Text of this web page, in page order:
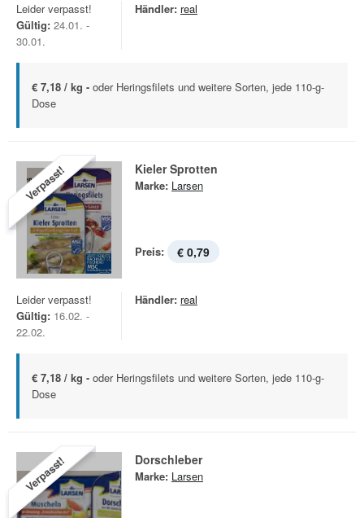
Leider verpasst!
Gültig: 24.01. -
30.01.
Händler: real
€ 7,18 / kg - oder Heringsfilets und weitere Sorten, jede 110-g-
Dose
Verpasst! Kieler Sprotten
Marke: Larsen
Preis: € 0,79
Leider verpasst!
Gültig: 16.02. -
22.02.
Händler: real
€ 7,18 / kg - oder Heringsfilets und weitere Sorten, jede 110-g-
Dose
Verpasst! Dorschleber
Marke: Larsen